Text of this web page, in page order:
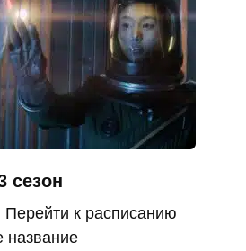
сезон
Перейти к расписанию
название